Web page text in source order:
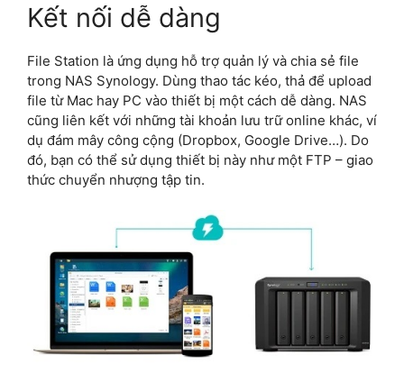
Kết nối dễ dàng
File Station là ứng dụng hỗ trợ quản lý và chia sẻ file
trong NAS Synology. Dùng thao tác kéo, thả để upload
file từ Mac hay PC vào thiết bị một cách dễ dàng. NAS
cũng liên kết với những tài khoản lưu trữ online khác, ví
dụ đám mây công cộng (Dropbox, Google Drive…). Do
đó, bạn có thể sử dụng thiết bị này như một FTP – giao
thức chuyển nhượng tập tin.